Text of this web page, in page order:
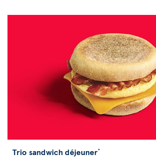
Trio sandwich déjeuner*